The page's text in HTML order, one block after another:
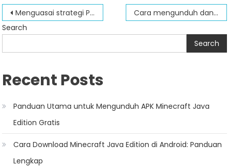
Post
navigation
Menguasai strategi PP dalam legenda seluler
Cara mengunduh dan memainkan legenda seluler di PC dalam langkah sederhana
Search
Search
Recent Posts
Panduan Utama untuk Mengunduh APK Minecraft Java
Edition Gratis
Cara Download Minecraft Java Edition di Android: Panduan
Lengkap